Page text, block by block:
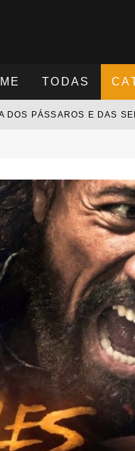
TODAS
DOS PÁSSAROS E DAS
NOVAMENTE -
2 – COMENTÁRIOS